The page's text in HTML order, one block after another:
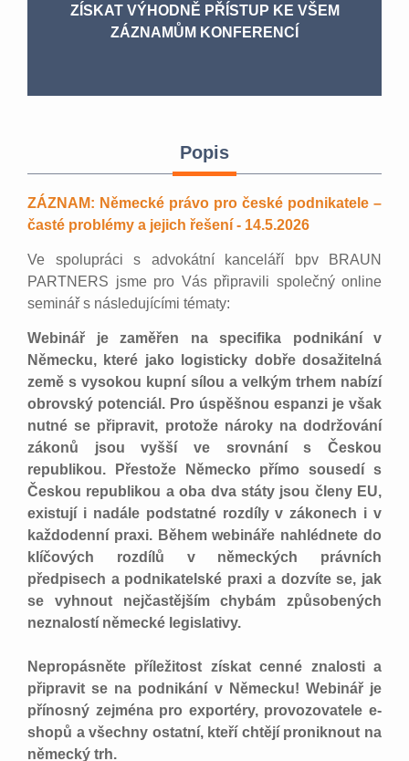
ZÍSKAT VÝHODNĚ PŘÍSTUP KE VŠEM
ZÁZNAMŮM KONFERENCÍ
Popis
ZÁZNAM: Německé právo pro české podnikatele –
časté problémy a jejich řešení - 14.5.2026
Ve spolupráci s advokátní kanceláří bpv BRAUN
PARTNERS jsme pro Vás připravili společný online
seminář s následujícími tématy:
Webinář je zaměřen na specifika podnikání v
Německu, které jako logisticky dobře dosažitelná
země s vysokou kupní sílou a velkým trhem nabízí
obrovský potenciál. Pro úspěšnou espanzi je však
nutné se připravit, protože nároky na dodržování
zákonů jsou vyšší ve srovnání s Českou
republikou. Přestože Německo přímo sousedí s
Českou republikou a oba dva státy jsou členy EU,
existují i nadále podstatné rozdíly v zákonech i v
každodenní praxi. Během webináře nahlédnete do
klíčových rozdílů v německých právních
předpisech a podnikatelské praxi a dozvíte se, jak
se vyhnout nejčastějším chybám způsobených
neznalostí německé legislativy.
Nepropásněte příležitost získat cenné znalosti a
připravit se na podnikání v Německu! Webinář je
přínosný zejména pro exportéry, provozovatele e-
shopů a všechny ostatní, kteří chtějí proniknout na
německý trh.